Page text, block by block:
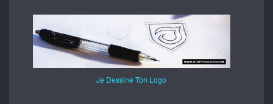
Je Dessine Ton Logo